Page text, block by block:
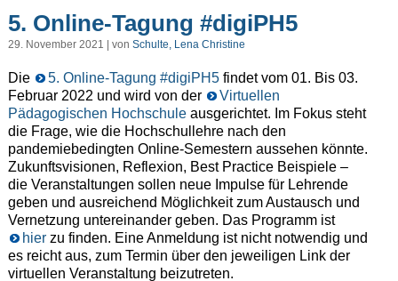
5. Online-Tagung #digiPH5
29. November 2021 | von Schulte, Lena Christine
Die 5. Online-Tagung #digiPH5findet vom 01. Bis 03.
Februar 2022 und wird von der
Virtuellen
Pädagogischen Hochschuleausgerichtet. Im Fokus steht
die Frage, wie die Hochschullehre nach den
pandemiebedingten Online-Semestern aussehen könnte.
Zukunftsvisionen, Reflexion, Best Practice Beispiele –
die Veranstaltungen sollen neue Impulse für Lehrende
geben und ausreichend Möglichkeit zum Austausch und
Vernetzung untereinander geben. Das Programm ist
hierzu finden. Eine Anmeldung ist nicht notwendig und
es reicht aus, zum Termin über den jeweiligen Link der
virtuellen Veranstaltung beizutreten.